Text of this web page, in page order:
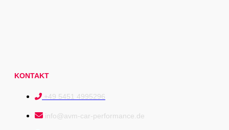
KONTAKT
+49 5451 4995296
info@avm-car-performance.de